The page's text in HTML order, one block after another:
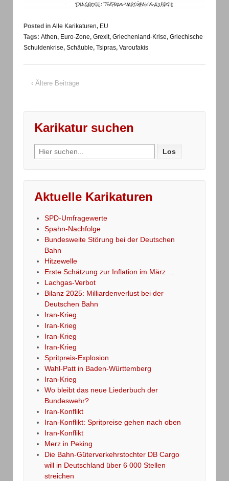
Posted in Alle Karikaturen, EU
Tags: Athen, Euro-Zone, Grexit, Griechenland-Krise, Griechische
Schuldenkrise, Schäuble, Tsipras, Varoufakis
‹ Ältere Beiträge
Karikatur suchen
Search
for:
Aktuelle Karikaturen
SPD-Umfragewerte
Spahn-Nachfolge
Bundesweite Störung bei der Deutschen
Bahn
Hitzewelle
Erste Schätzung zur Inflation im März …
Lachgas-Verbot
Bilanz 2025: Milliardenverlust bei der
Deutschen Bahn
Iran-Krieg
Iran-Krieg
Iran-Krieg
Iran-Krieg
Spritpreis-Explosion
Wahl-Patt in Baden-Württemberg
Iran-Krieg
Wo bleibt das neue Liederbuch der
Bundeswehr?
Iran-Konflikt
Iran-Konflikt: Spritpreise gehen nach oben
Iran-Konflikt
Merz in Peking
Die Bahn-Güterverkehrstochter DB Cargo
will in Deutschland über 6 000 Stellen
streichen